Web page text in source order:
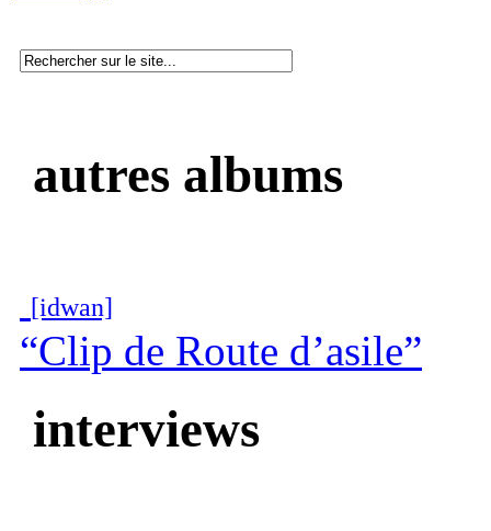
autres albums
[idwan]
“Clip de Route d’asile”
interviews